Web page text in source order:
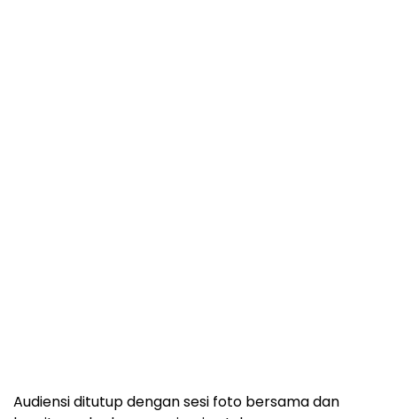
Audiensi ditutup dengan sesi foto bersama dan